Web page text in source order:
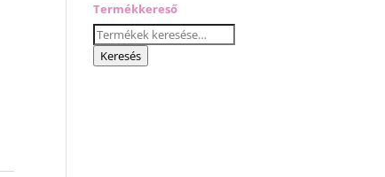
Termékkereső
Keresés
a
következőre:
Keresés